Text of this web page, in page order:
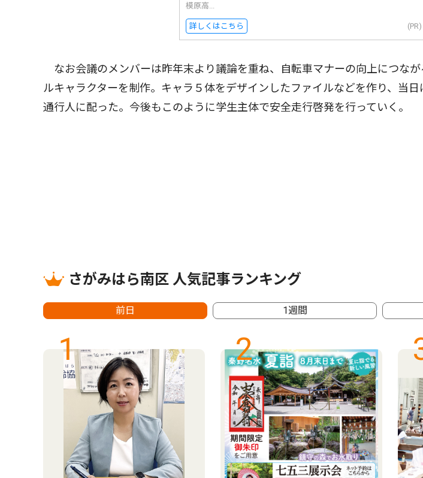
模原高...
詳しくはこちら (PR)
なお会議のメンバーは昨年末より議論を重ね、自転車マナーの向上につな
ルキャラクターを制作。キャラ５体をデザインしたファイルなどを作り、当
通行人に配った。今後もこのように学生主体で安全走行啓発を行っていく。
さがみはら南区 人気記事ランキング
前日 1週間
1 2